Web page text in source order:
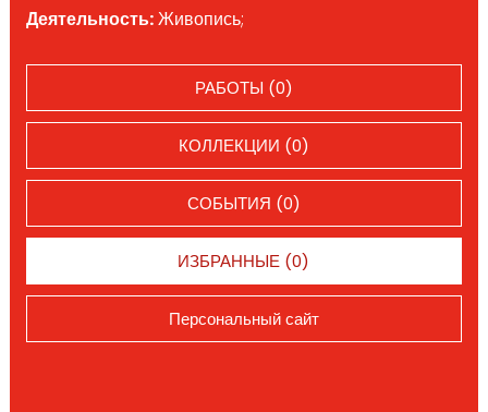
Деятельность:Живопись;
РАБОТЫ (0)
КОЛЛЕКЦИИ (0)
СОБЫТИЯ (0)
ИЗБРАННЫЕ (0)
Персональный сайт